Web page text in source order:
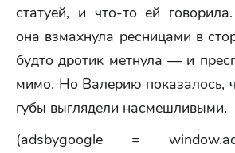
статуей, и что-то ей
она взмахнула ресницами в
будто дротик метнула — и
мимо. Но Валерию показалось,
губы выглядели насмешливыми.
(adsbygoogle =